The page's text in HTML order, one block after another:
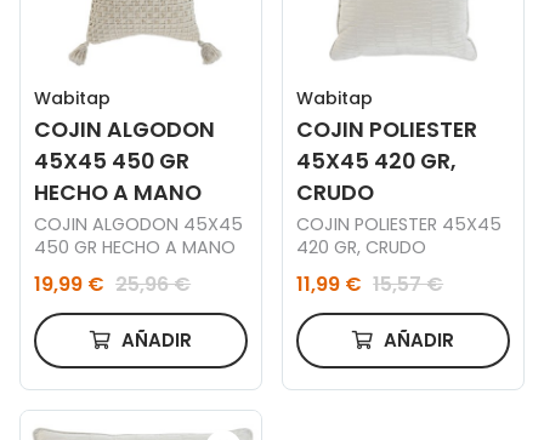
Wabitap
COJIN ALGODON
45X45 450 GR
HECHO A MANO
COJIN ALGODON 45X45
450 GR HECHO A MANO
19,99 € 25,96 €
AÑADIR
Wabitap
COJIN POLIESTER
45X45 420 GR,
CRUDO
COJIN POLIESTER 45X45
420 GR, CRUDO
11,99 € 15,57 €
AÑADIR